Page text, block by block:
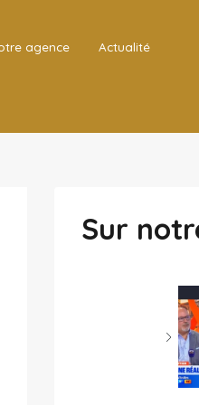
agence Actualité
Sur